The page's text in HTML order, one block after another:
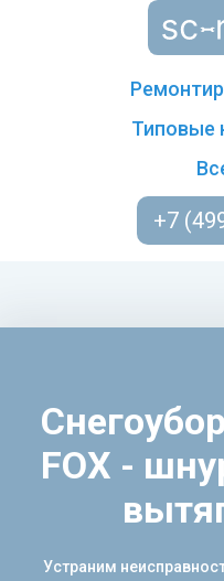
Типовые
+7
FOX -
Устраним